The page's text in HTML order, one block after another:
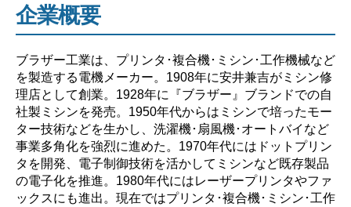
企業概要
ブラザー工業は、プリンタ･複合機･ミシン･工作機械など
を製造する電機メーカー。1908年に安井兼吉がミシン修
理店として創業。1928年に『ブラザー』ブランドでの自
社製ミシンを発売。1950年代からはミシンで培ったモー
ター技術などを生かし、洗濯機･扇風機･オートバイなど
事業多角化を強烈に進めた。1970年代にはドットプリン
タを開発、電子制御技術を活かしてミシンなど既存製品
の電子化を推進。1980年代にはレーザープリンタやファ
ックスにも進出。現在ではプリンタ･複合機･ミシン･工作